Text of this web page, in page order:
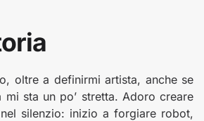
oltre a definirmi artista, anche se
mi sta un po’ stretta. Adoro creare
silenzio: inizio a forgiare robot,